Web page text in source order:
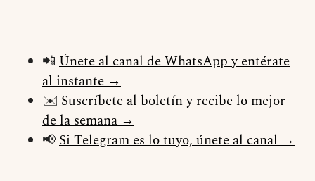
📲 Únete al canal de WhatsApp y entérate
al instante →
✉️ Suscríbete al boletín y recibe lo mejor
de la semana →
📢Si Telegram es lo tuyo, únete al canal →